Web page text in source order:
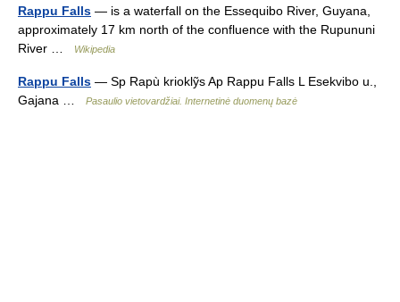
Rappu Falls — is a waterfall on the Essequibo River, Guyana,
approximately 17 km north of the confluence with the Rupununi
River …
Wikipedia
Rappu Falls — Sp Rapù krioklỹs Ap Rappu Falls L Esekvibo u.,
Gajana …
Pasaulio vietovardžiai. Internetinė duomenų bazė